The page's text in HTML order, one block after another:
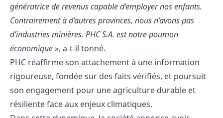
génératrice de revenus capable d’employer nos enfants.
Contrairement à d’autres provinces, nous n’avons pas
d’industries minières. PHC S.A. est notre poumon
économique», a-t-il tonné.
PHC réaffirme son attachement à une information
rigoureuse, fondée sur des faits vérifiés, et poursuit
son engagement pour une agriculture durable et
résiliente face aux enjeux climatiques.